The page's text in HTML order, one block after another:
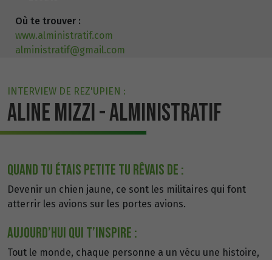
Où te trouver :
www.alministratif.com
alministratif@gmail.com
INTERVIEW DE REZ'UPIEN :
ALINE MIZZI - ALMINISTRATIF
QUAND TU ÉTAIS PETITE TU RÊVAIS DE :
Devenir un chien jaune, ce sont les militaires qui font
atterrir les avions sur les portes avions.
AUJOURD’HUI QUI T’INSPIRE :
Tout le monde, chaque personne a un vécu une histoire,